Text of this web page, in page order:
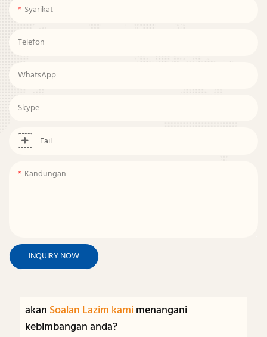
Syarikat
Telefon
WhatsApp
Skype
Fail
Kandungan
INQUIRY NOW
akan Soalan Lazim kamimenangani
kebimbangan anda?